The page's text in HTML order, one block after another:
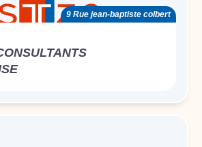
9 Rue jean-baptiste colbert